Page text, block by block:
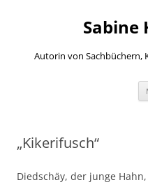
Sabine
Autorin von Sachbüchern,
„Kikerifusch“
Diedschäy, der junge